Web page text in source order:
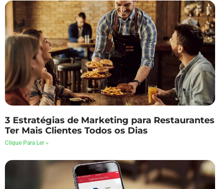
3 Estratégias de Marketing para Restaurantes
Ter Mais Clientes Todos os Dias
Clique Para Ler »